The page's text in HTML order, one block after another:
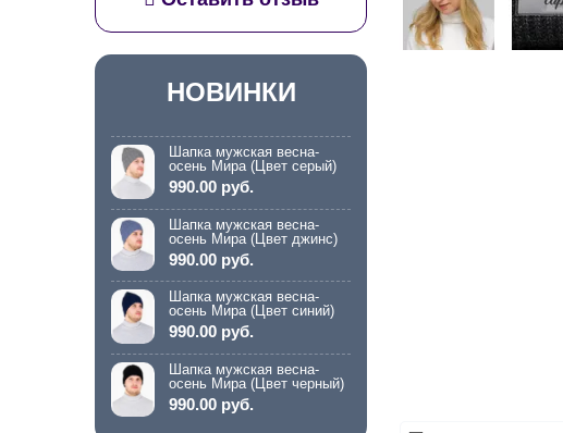
НОВИНКИ
Шапка мужская весна-
осень Мира (Цвет серый)
990.00 руб.
Шапка мужская весна-
осень Мира (Цвет джинс)
990.00 руб.
Шапка мужская весна-
осень Мира (Цвет синий)
990.00 руб.
Шапка мужская весна-
осень Мира (Цвет черный)
990.00 руб.